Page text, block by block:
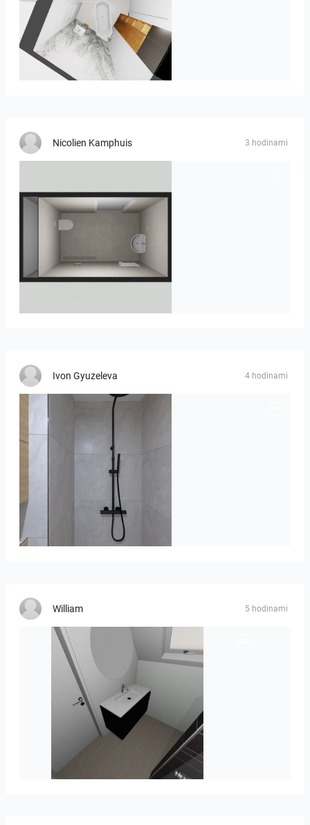
MOULIN
Nicolien Kamphuis 3 hodinami
Ivon Gyuzeleva 4 hodinami
William 5 hodinami
Mesman_meubel-01